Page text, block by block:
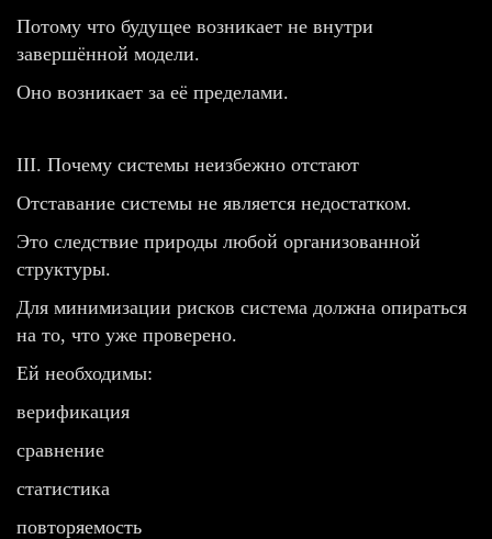
Потому что будущее возникает не внутри
завершённой модели.
Оно возникает за её пределами.
III. Почему системы неизбежно отстают
Отставание системы не является недостатком.
Это следствие природы любой организованной
структуры.
Для минимизации рисков система должна опираться
на то, что уже проверено.
Ей необходимы:
верификация
сравнение
статистика
повторяемость